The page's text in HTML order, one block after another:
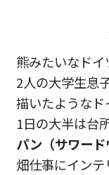
熊みたいなドイ
2人の大学生息
描いたような
1日の大半は台所
パン（サワー
畑仕事にインテ